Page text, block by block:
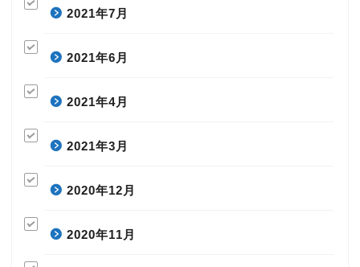
2021年7月
2021年6月
2021年4月
2021年3月
2020年12月
2020年11月